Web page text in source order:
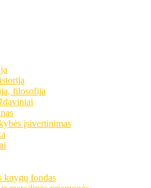
filosofija
įsivertinimas
knygų fondas